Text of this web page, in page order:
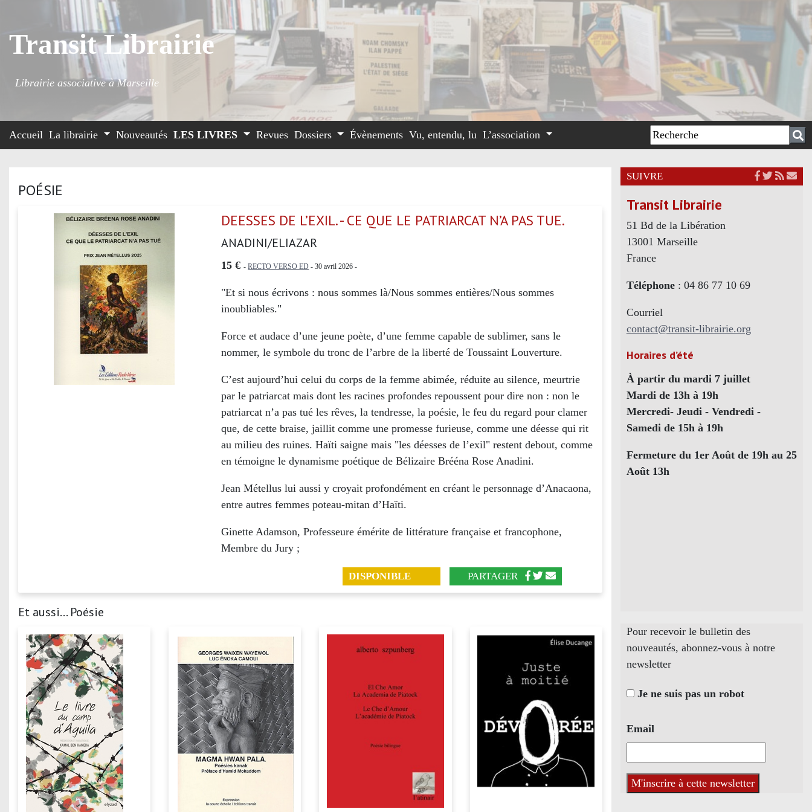
Transit Librairie
Librairie associative à Marseille
Accueil La librairie Nouveautés LES LIVRES Revues Dossiers Évènements Vu, entendu, lu L’association
POÉSIE
DEESSES DE L’EXIL. - CE QUE LE PATRIARCAT N’A PAS TUE.
ANADINI/ELIAZAR
15 € -RECTO VERSO ED - 30 avril 2026 -
"Et si nous écrivons : nous sommes là/Nous sommes entières/Nous sommes
inoubliables."
Force et audace d’une jeune poète, d’une femme capable de sublimer, sans le
nommer, le symbole du tronc de l’arbre de la liberté de Toussaint Louverture.
C’est aujourd’hui celui du corps de la femme abimée, réduite au silence, meurtrie
par le patriarcat mais dont les racines profondes repoussent pour dire non : non le
patriarcat n’a pas tué les rêves, la tendresse, la poésie, le feu du regard pour clamer
que, de cette braise, jaillit comme une promesse furieuse, comme une déesse qui rit
au milieu des ruines. Haïti saigne mais "les déesses de l’exil" restent debout, comme
en témoigne le dynamisme poétique de Bélizaire Brééna Rose Anadini.
Jean Métellus lui aussi y croyait profondément en créant le personnage d’Anacaona,
entre autres femmes poteau-mitan d’Haïti.
Ginette Adamson, Professeure émérite de littérature française et francophone,
Membre du Jury ;
DISPONIBLE PARTAGER
Et aussi... Poésie
SUIVRE
Transit Librairie
51 Bd de la Libération
13001 Marseille
France
Téléphone: 04 86 77 10 69
Courriel
contact@transit-librairie.org
Horaires d’été
À partir du mardi 7 juillet
Mardi de 13h à 19h
Mercredi- Jeudi - Vendredi -
Samedi de 15h à 19h
Fermeture du 1er Août de 19h au 25
Août 13h
Pour recevoir le bulletin des
nouveautés, abonnez-vous à notre
newsletter
Je ne suis pas un robot
Email